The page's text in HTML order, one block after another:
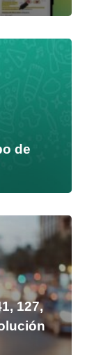
de
127,